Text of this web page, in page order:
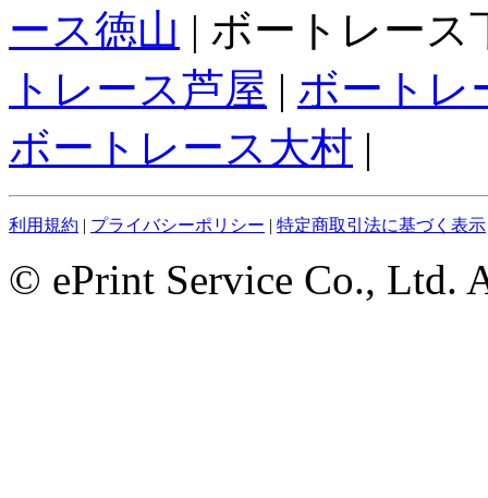
ース徳山 | ボートレー
トレース芦屋 | ボートレ
ボートレース大村 |
利用規約 | プライバシーポリシー | 特定商取引法に基づく表示
© ePrint Service Co., Ltd.